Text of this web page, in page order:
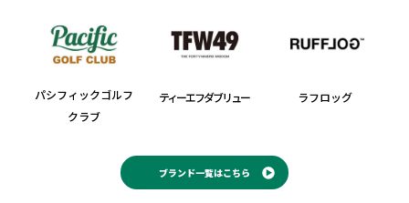
パシフィックゴルフ
クラブ
ティーエフダブリュー ラフロッグ
ブランド一覧はこちら